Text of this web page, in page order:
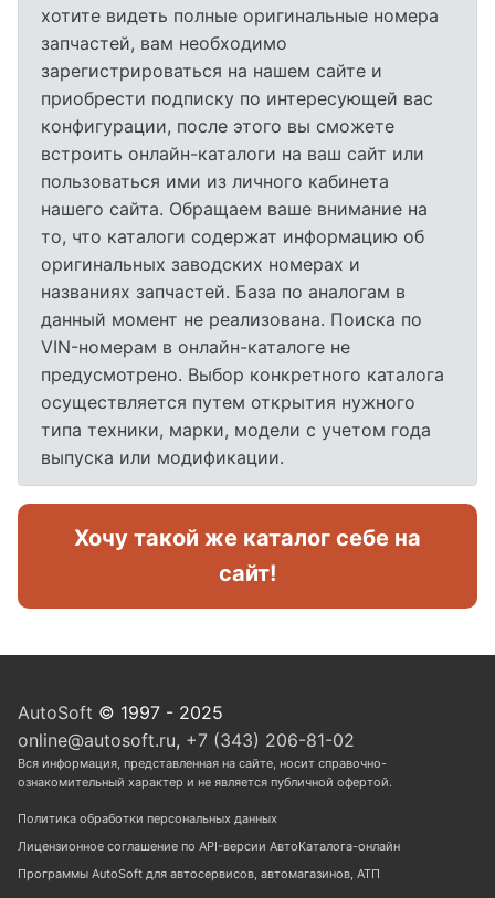
хотите видеть полные оригинальные номера
запчастей, вам необходимо
зарегистрироваться на нашем сайте и
приобрести подписку по интересующей вас
конфигурации, после этого вы сможете
встроить онлайн-каталоги на ваш сайт или
пользоваться ими из личного кабинета
нашего сайта. Обращаем ваше внимание на
то, что каталоги содержат информацию об
оригинальных заводских номерах и
названиях запчастей. База по аналогам в
данный момент не реализована. Поиска по
VIN-номерам в онлайн-каталоге не
предусмотрено. Выбор конкретного каталога
осуществляется путем открытия нужного
типа техники, марки, модели с учетом года
выпуска или модификации.
Хочу такой же каталог себе на
сайт!
AutoSoft © 1997 - 2025
online@autosoft.ru, +7 (343) 206-81-02
Вся информация, представленная на сайте, носит справочно-
ознакомительный характер и не является публичной офертой.
Политика обработки персональных данных
Лицензионное соглашение по API-версии АвтоКаталога-онлайн
Программы AutoSoft для автосервисов, автомагазинов, АТП